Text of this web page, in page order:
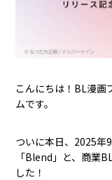
こんにちは！BL漫画
ムです。
ついに本日、2025年
「Blend」と、商業
した！